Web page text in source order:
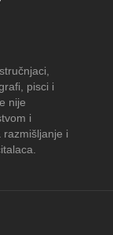
pisci i
nije
i
i